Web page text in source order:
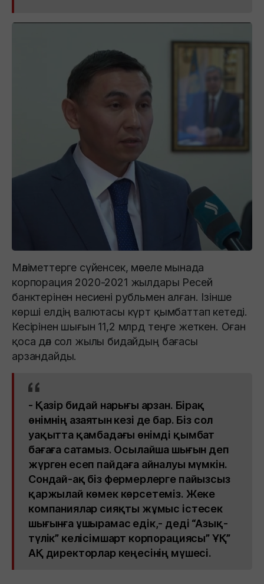
Мәліметтерге сүйенсек, мәселе мынада
корпорация 2020-2021 жылдары Ресей
банктерінен несиені рубльмен алған. Ізінше
көрші елдің валютасы күрт қымбаттап кетеді.
Кесірінен шығын 11,2 млрд теңге жеткен. Оған
қоса дәл сол жылы бидайдың бағасы
арзандайды.
- Қазір бидай нарығы арзан. Бірақ
өнімнің азаятын кезі де бар. Біз сол
уақытта қамбадағы өнімді қымбат
бағаға сатамыз. Осылайша шығын деп
жүрген есеп пайдаға айналуы мүмкін.
Сондай-ақ біз фермерлерге пайызсыз
қаржылай көмек көрсетеміз. Жеке
компаниялар сияқты жұмыс істесек
шығынға ұшырамас едік,- деді “Азық-
түлік” келісімшарт корпорациясы” ҰҚ”
АҚ директорлар кеңесінің мүшесі.